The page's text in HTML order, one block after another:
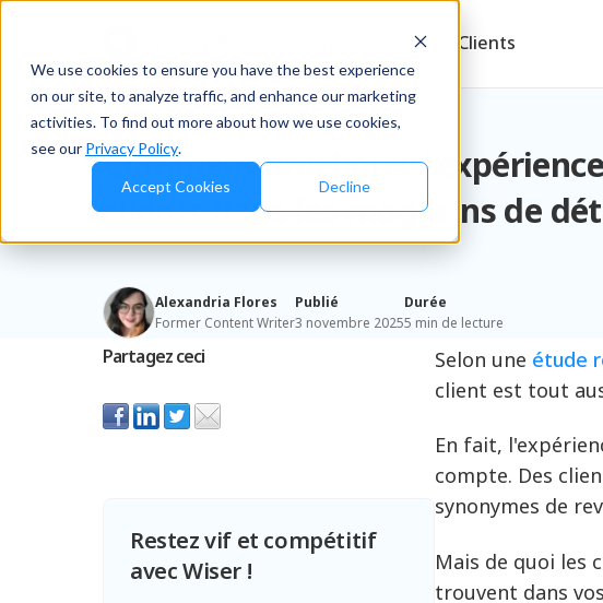
We use cookies to ensure you have the best experience
on our site, to analyze traffic, and enhance our marketing
activities. To find out more about how we use cookies,
see our Privacy Policy.
Accept Cookies Decline
Ressources Clients
Blog/Retailers & D2C
Comment améliorer
clients dans les magasins de
Alexandria Flores
Former Content Writer
Publié
3 novembre 2025
Durée
5 min de lecture
Partagez ceci
Restez vif et compétitif
avec Wiser !
Selon une étude
client est tout
En fait,
compte. Des
synonymes de
Mais de quoi les
trouvent dans